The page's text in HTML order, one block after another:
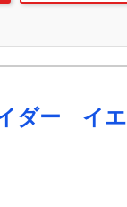
ダー イエ